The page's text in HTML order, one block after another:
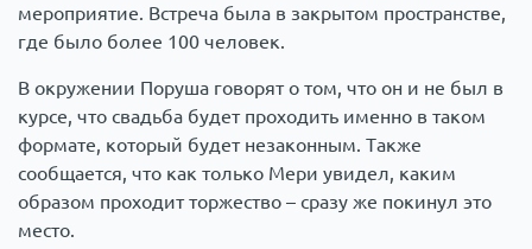
мероприятие. Встреча была в закрытом пространстве,
где было более 100 человек.
В окружении Поруша говорят о том, что он и не был в
курсе, что свадьба будет проходить именно в таком
формате, который будет незаконным. Также
сообщается, что как только Мери увидел, каким
образом проходит торжество – сразу же покинул это
место.